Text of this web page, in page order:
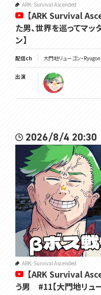
ARK: Survival Ascended
【ARK Survival
た男、世界を巡ってマ
ン】
配信ch 大門地リューゴン・
出演
2026/8/4 20:30
ARK: Survival Ascended
【ARK Survival
う男 #11【大門地リュ